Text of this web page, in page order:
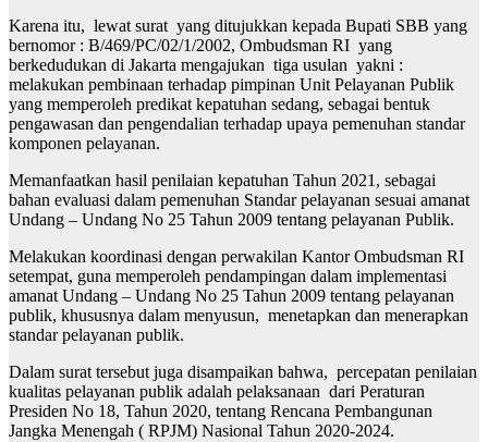
Karena itu, lewat surat yang ditujukkan kepada Bupati SBB yang
bernomor : B/469/PC/02/1/2002, Ombudsman RI yang
berkedudukan di Jakarta mengajukan tiga usulan yakni :
melakukan pembinaan terhadap pimpinan Unit Pelayanan Publik
yang memperoleh predikat kepatuhan sedang, sebagai bentuk
pengawasan dan pengendalian terhadap upaya pemenuhan standar
komponen pelayanan.
Memanfaatkan hasil penilaian kepatuhan Tahun 2021, sebagai
bahan evaluasi dalam pemenuhan Standar pelayanan sesuai amanat
Undang – Undang No 25 Tahun 2009 tentang pelayanan Publik.
Melakukan koordinasi dengan perwakilan Kantor Ombudsman RI
setempat, guna memperoleh pendampingan dalam implementasi
amanat Undang – Undang No 25 Tahun 2009 tentang pelayanan
publik, khususnya dalam menyusun, menetapkan dan menerapkan
standar pelayanan publik.
Dalam surat tersebut juga disampaikan bahwa, percepatan penilaian
kualitas pelayanan publik adalah pelaksanaan dari Peraturan
Presiden No 18, Tahun 2020, tentang Rencana Pembangunan
Jangka Menengah ( RPJM) Nasional Tahun 2020-2024.